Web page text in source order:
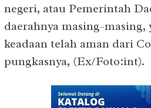
negeri, atau Pemerintah
daerahnya masing-masing,
keadaan telah aman dari
pungkasnya, (Ex/Foto:int).